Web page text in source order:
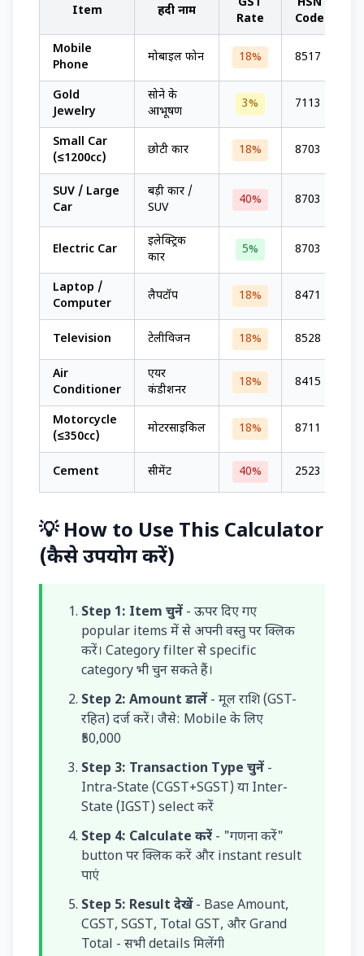
Item हिंदी नाम
Rate
Code
Mobile
Phone
मोबाइल फोन 18% 8517
Gold
Jewelry
सोने के
आभूषण
3% 7113
Small Car
(≤1200cc)
छोटी कार 18% 8703
SUV / Large
Car
बड़ी कार /
SUV
40% 8703
Electric Car
इलेक्ट्रिक
कार
5% 8703
Laptop /
Computer
लैपटॉप 18% 8471
Television टेलीविजन 18% 8528
Air
Conditioner
एयर
कंडीशनर
18% 8415
Motorcycle
(≤350cc)
मोटरसाइकिल 18% 8711
Cement सीमेंट 40% 2523
💡 How to Use This Calculator
(कैसे उपयोग करें)
Step 1: Item चुनें - ऊपर दिए गए
popular items में से अपनी वस्तु पर क्लिक
करें। Category filter से specific
category भी चुन सकते हैं।
Step 2: Amount डालें - मूल राशि (GST-
रहित) दर्ज करें। जैसे: Mobile के लिए
₹50,000
Step 3: Transaction Type चुनें -
Intra-State (CGST+SGST) या Inter-
State (IGST) select करें
Step 4: Calculate करें - "गणना करें"
button पर क्लिक करें और instant result
पाएं
Step 5: Result देखें- Base Amount,
CGST, SGST, Total GST, और Grand
Total - सभी details मिलेंगी